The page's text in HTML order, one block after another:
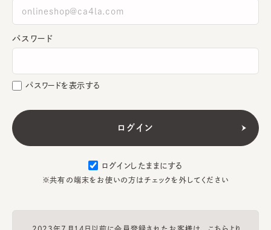
パスワード
パスワードを表示する
ログインしたままにする
※共有の端末をお使いの方はチェックを外してください